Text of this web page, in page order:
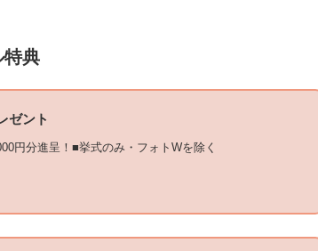
特典
ゼント
円分進呈！■挙式のみ・フォトWを除く